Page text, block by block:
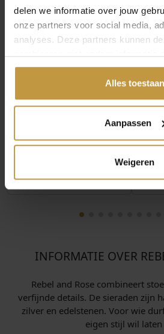
delen we informatie over jouw
onze partners voor social media,
analyses. Deze partners kunnen
combineren met andere informatie
gedeeld of die ze hebben
Alles toestaan
Aanpassen
Weigeren
€49,90
REBEL AND ROSE FULL
METAL HERRINGBONE
9MM BROWN MATT
Direct leverbaar, 1
INFORMATIE OVER
Rebel and Rose combineert
verfijnde details. De sieraden zijn
zilver en edelstenen. Voor wie
eigen stijl wil laten